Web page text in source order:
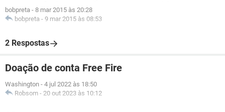
bobpreta - 8 mar 2015 às 20:28
bobpreta - 9 mar 2015 às 08:53
2 Respostas
Doação de conta Free Fire
Washington - 4 jul 2022 às 18:50
Robsom - 20 out 2023 às 10:12